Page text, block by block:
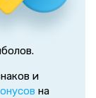
и
на